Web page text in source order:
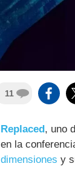
11
Replaced , uno
en la
dimensiones y